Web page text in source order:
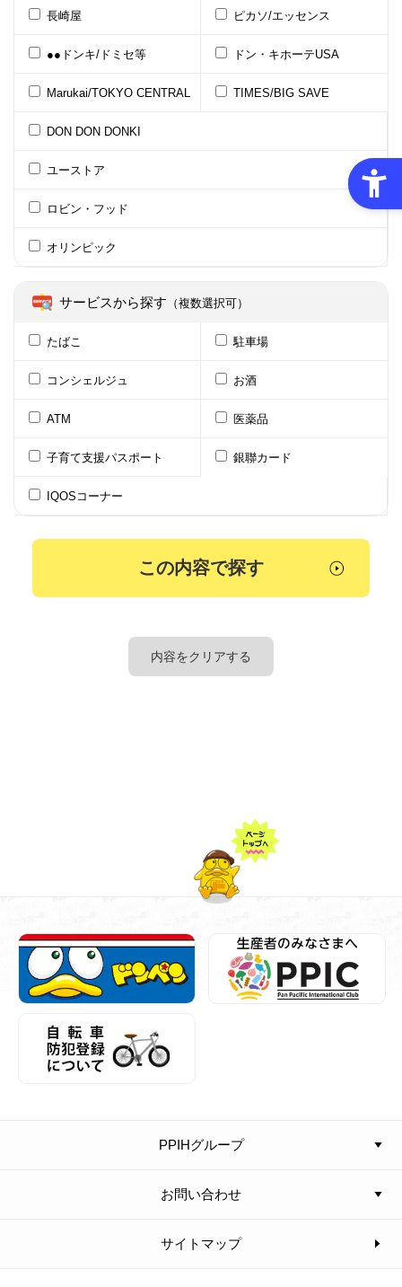
長崎屋 ピカソ/エッセンス
●●ドンキ/ドミセ等 ドン・キホーテUSA
Marukai/TOKYO CENTRAL TIMES/BIG SAVE
DON DON DONKI
ユーストア
ロビン・フッド
オリンピック
サービスから探す （複数選択可）
たばこ 駐車場
コンシェルジュ お酒
ATM 医薬品
子育て支援パスポート 銀聯カード
IQOSコーナー
PPIHグループ
お問い合わせ
サイトマップ